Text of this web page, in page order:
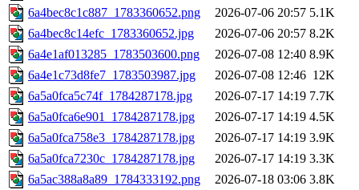
6a4bec8c1c887_1783360652.png
2026-07-06 20:57 5.1K
6a4bec8c14efc_1783360652.jpg
2026-07-06 20:57 8.2K
6a4e1af013285_1783503600.png
2026-07-08 12:40 8.9K
6a4e1c73d8fe7_1783503987.jpg
2026-07-08 12:46 12K
6a5a0fca5c74f_1784287178.jpg
2026-07-17 14:19 7.7K
6a5a0fca6e901_1784287178.jpg
2026-07-17 14:19 4.5K
6a5a0fca758e3_1784287178.jpg
2026-07-17 14:19 3.9K
6a5a0fca7230c_1784287178.jpg
2026-07-17 14:19 3.3K
6a5ac388a8a89_1784333192.png
2026-07-18 03:06 3.8K